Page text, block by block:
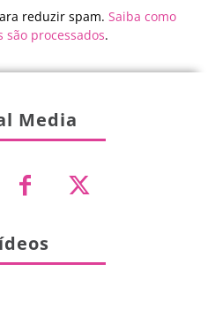
reduzir spam. Saiba como
são processados.
Media